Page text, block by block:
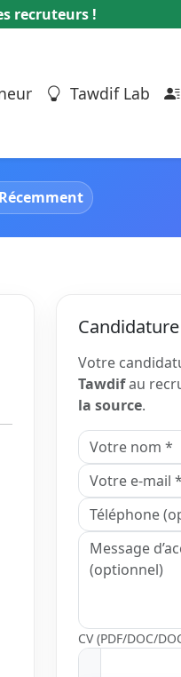
recruteurs !
Tawdif Lab
Candidature
Votre
Tawdifau
la source.
CV (PDF/DOC/